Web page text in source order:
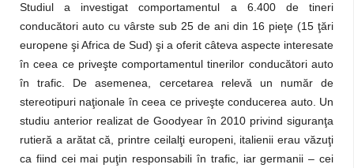
Studiul a investigat comportamentul a 6.400 de tineri
conducători auto cu vârste sub 25 de ani din 16 pieţe (15 ţări
europene şi Africa de Sud) şi a oferit câteva aspecte interesate
în ceea ce priveşte comportamentul tinerilor conducători auto
în trafic. De asemenea, cercetarea relevă un număr de
stereotipuri naţionale în ceea ce priveşte conducerea auto. Un
studiu anterior realizat de Goodyear în 2010 privind siguranţa
rutieră a arătat că, printre ceilalţi europeni, italienii erau văzuţi
ca fiind cei mai puţin responsabili în trafic, iar germanii – cei